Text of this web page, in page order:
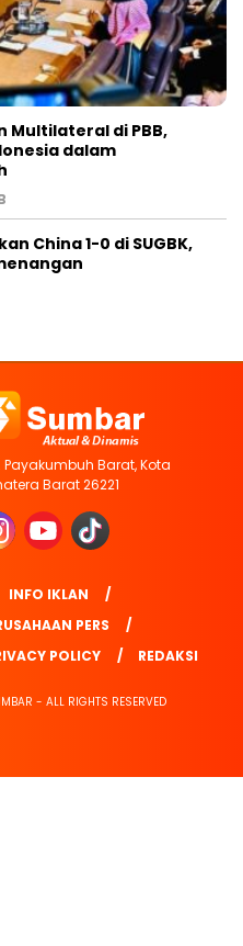
Multilateral di PBB,
dalam
China 1-0 di SUGBK,
Payakumbuh Barat, Kota
Barat 26221
INFO IKLAN
PERS
POLICY REDAKSI
- ALL RIGHTS RESERVED